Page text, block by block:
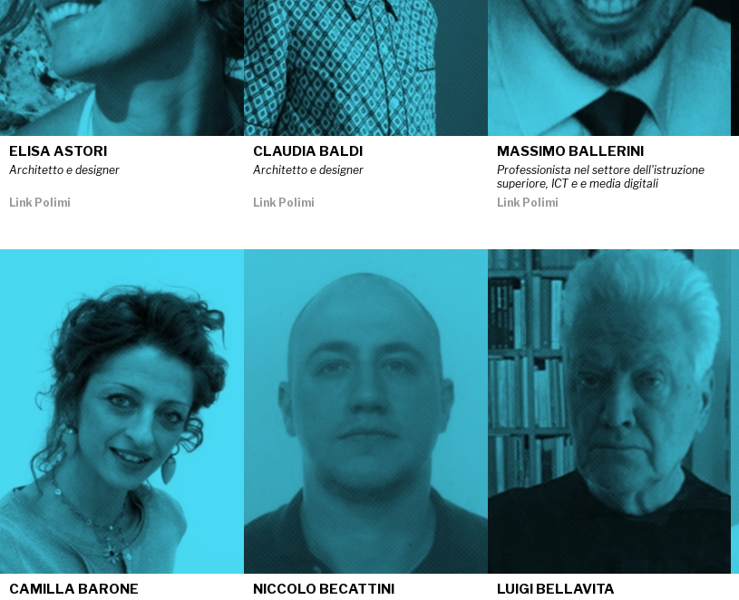
ELISA ASTORI
Architetto e designer
Link Polimi
CLAUDIA BALDI
Architetto e designer
Link Polimi
MASSIMO BALLERINI
Professionista nel settore dell'istruzione
superiore, ICT e e media digitali
Link Polimi
CAMILLA BARONE NICCOLÒ BECATTINI LUIGI BELLAVITA